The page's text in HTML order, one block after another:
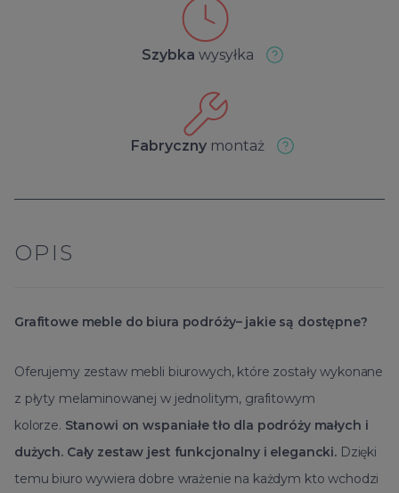
Szybka wysyłka
Fabryczny montaż
OPIS
Grafitowe meble do biura podróży– jakie są dostępne?
Oferujemy zestaw mebli biurowych, które zostały wykonane
z płyty melaminowanej w jednolitym, grafitowym
kolorze. Stanowi on wspaniałe tło dla podróży małych i
dużych. Cały zestaw jest funkcjonalny i elegancki. Dzięki
temu biuro wywiera dobre wrażenie na każdym kto wchodzi